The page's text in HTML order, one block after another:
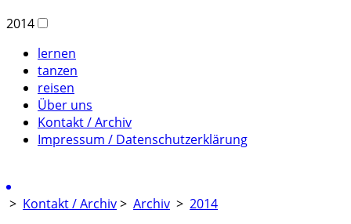
2014
lernen
tanzen
reisen
Über uns
Kontakt / Archiv
Impressum / Datenschutzerklärung
> Kontakt / Archiv> Archiv > 2014